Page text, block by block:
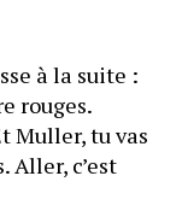
à la suite :
rouges.
Muller, tu vas
Aller, c’est